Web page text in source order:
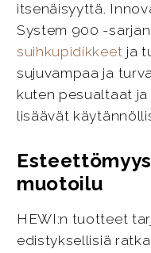
itsenäisyyttä.
System 900 -sarjan
suihkupidikkeet ja
sujuvampaa ja
kuten pesualtaat
lisäävät
muotoilu
HEWI:n tuotteet
edistyksellisiä